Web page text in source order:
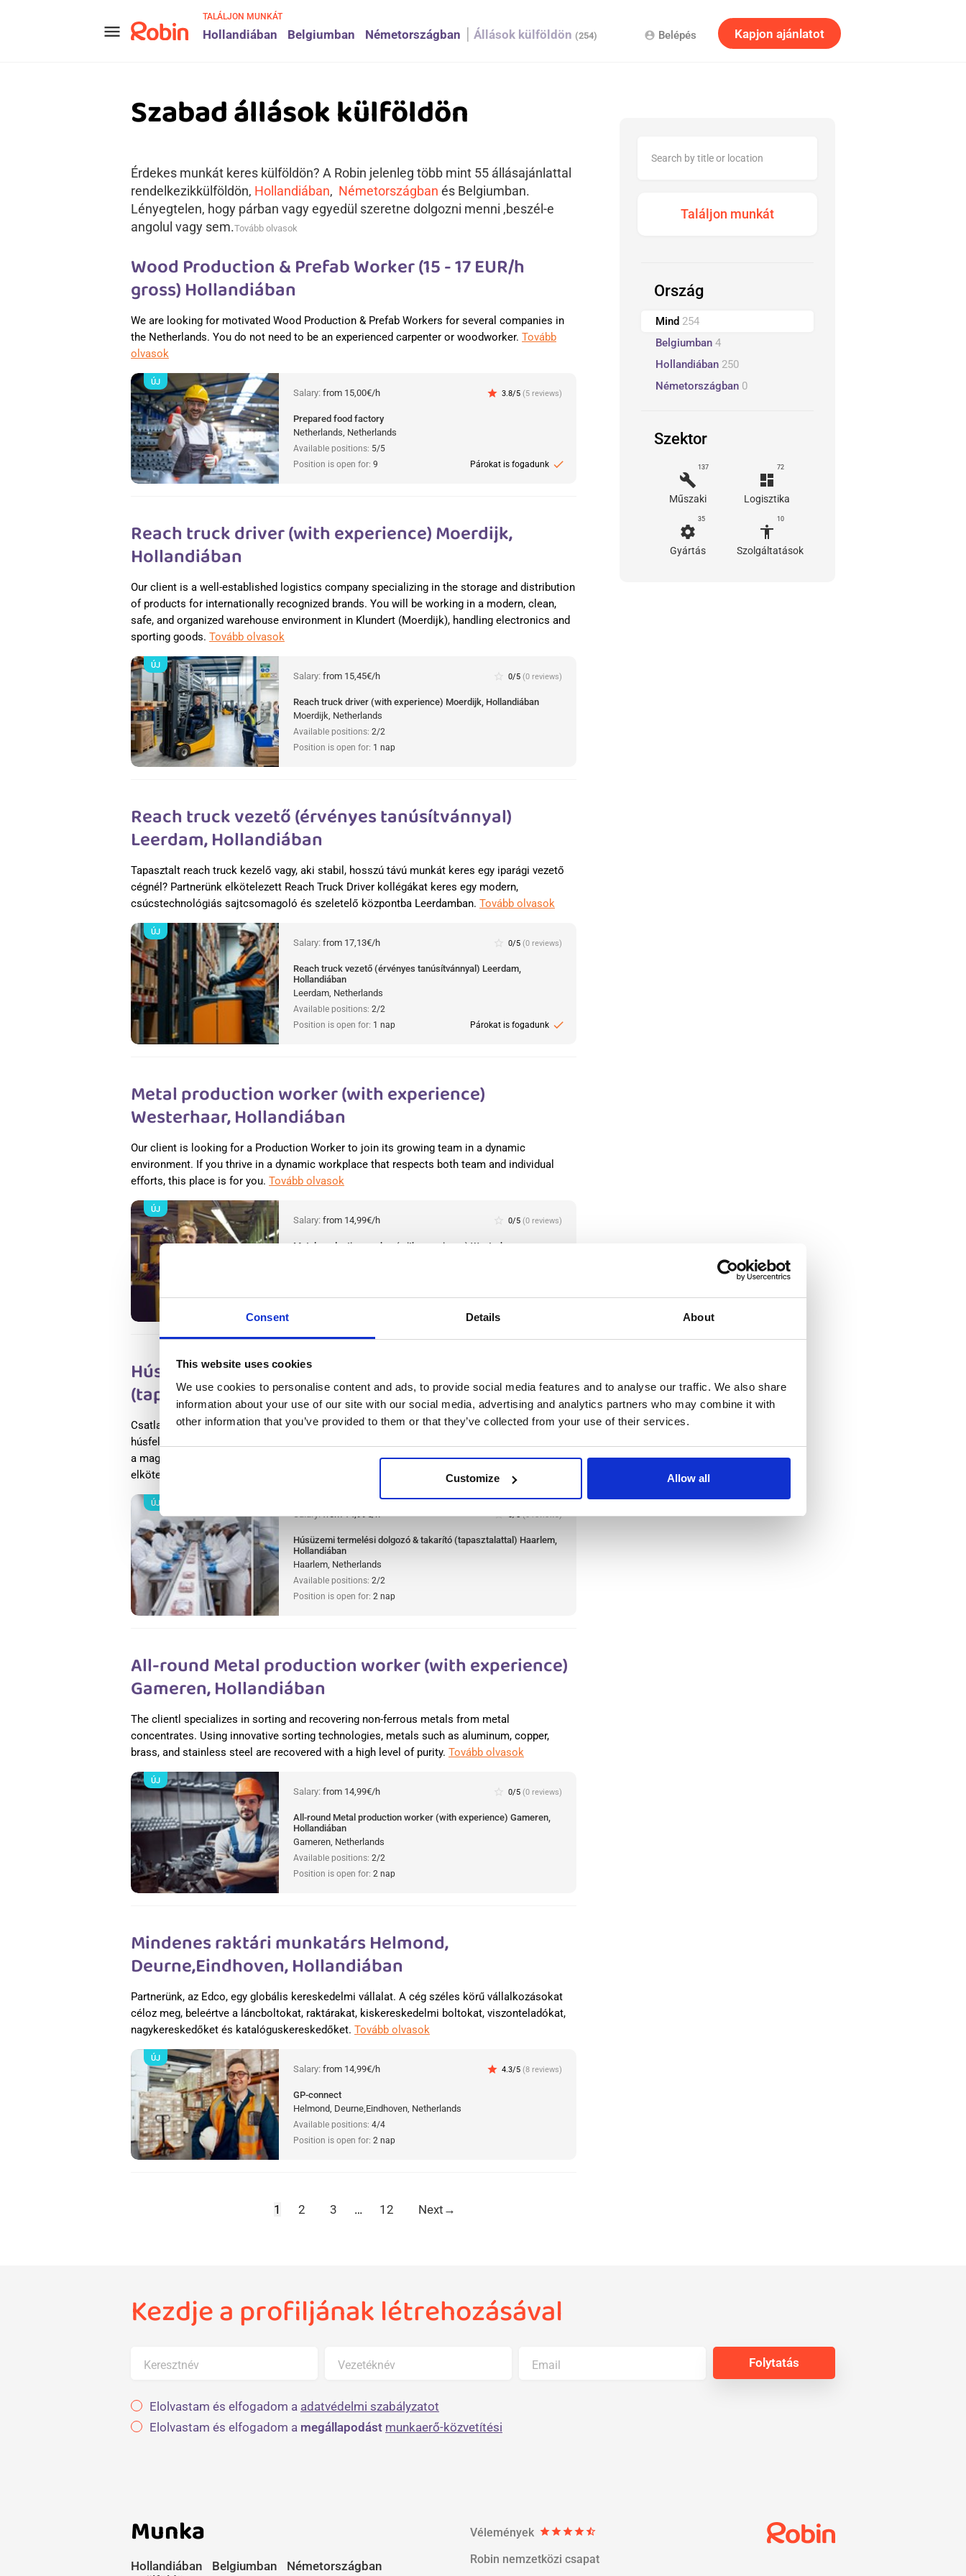
Consent Details About
This website uses cookies
We use cookies to personalise content and ads, to provide social media features and to analyse our traffic. We also share
information about your use of our site with our social media, advertising and analytics partners who may combine it with
other information that you’ve provided to them or that they’ve collected from your use of their services.
Customize Allow all
menu
TALÁLJON MUNKÁT
Hollandiában Belgiumban Németországban Állások külföldön (254) Kapjon ajánlatot
account_circle Belépés
Szabad állások külföldön
Érdekes munkát keres külföldön? A Robin jelenleg több mint 55 állásajánlattal
rendelkezikkülföldön, Hollandiában, Németországban és Belgiumban.
Lényegtelen, hogy párban vagy egyedül szeretne dolgozni menni ,beszél-e
angolul vagy sem.Tovább olvasok
Wood Production & Prefab Worker (15 - 17 EUR/h
gross) Hollandiában
We are looking for motivated Wood Production & Prefab Workers for several companies in
the Netherlands. You do not need to be an experienced carpenter or woodworker. Tovább
olvasok
Salary: from 15,00€/h star 3.8/5 (5 reviews)
Prepared food factory
Netherlands, Netherlands
Available positions: 5/5
Position is open for: 9 Párokat is fogadunk check
ÚJ
Reach truck driver (with experience) Moerdijk,
Hollandiában
Our client is a well-established logistics company specializing in the storage and distribution
of products for internationally recognized brands. You will be working in a modern, clean,
safe, and organized warehouse environment in Klundert (Moerdijk), handling electronics and
sporting goods. Tovább olvasok
Salary: from 15,45€/h star_border 0/5 (0 reviews)
Reach truck driver (with experience) Moerdijk, Hollandiában
Moerdijk, Netherlands
Available positions: 2/2
Position is open for: 1 nap
ÚJ
Reach truck vezető (érvényes tanúsítvánnyal)
Leerdam, Hollandiában
Tapasztalt reach truck kezelő vagy, aki stabil, hosszú távú munkát keres egy iparági vezető
cégnél? Partnerünk elkötelezett Reach Truck Driver kollégákat keres egy modern,
csúcstechnológiás sajtcsomagoló és szeletelő központba Leerdamban. Tovább olvasok
Salary: from 17,13€/h star_border 0/5 (0 reviews)
Reach truck vezető (érvényes tanúsítvánnyal) Leerdam,
Hollandiában
Leerdam, Netherlands
Available positions: 2/2
Position is open for: 1 nap Párokat is fogadunk check
ÚJ
Metal production worker (with experience)
Westerhaar, Hollandiában
Our client is looking for a Production Worker to join its growing team in a dynamic
environment. If you thrive in a dynamic workplace that respects both team and individual
efforts, this place is for you. Tovább olvasok
Salary: from 14,99€/h star_border 0/5 (0 reviews)
Metal production worker (with experience) Westerhaar,
ÚJ
Húsüzemi termelési dolgozó & takarító
(tapasztalattal) Haarlem, Hollandiában
Csatlakozz egy világszinten vezető élelmiszeripari vállalathoz és Európa egyik legnagyobb
húsfeldolgozó cégéhez, húsüzemi termelési dolgozó és takarító pozícióban. A vállalat híres
a magas élelmiszerbiztonsági standardjairól, innovációjáról és minőség iránti
elkötelezettségéről.
Salary:from 14,99€/h star_border 0/5(0 reviews)
Húsüzemi termelési dolgozó & takarító (tapasztalattal) Haarlem,
Hollandiában
Haarlem, Netherlands
Available positions: 2/2
Position is open for: 2 nap
ÚJ
All-round Metal production worker (with experience)
Gameren, Hollandiában
The clientl specializes in sorting and recovering non-ferrous metals from metal
concentrates. Using innovative sorting technologies, metals such as aluminum, copper,
brass, and stainless steel are recovered with a high level of purity. Tovább olvasok
Salary: from 14,99€/h star_border 0/5 (0 reviews)
All-round Metal production worker (with experience) Gameren,
Hollandiában
Gameren, Netherlands
Available positions: 2/2
Position is open for: 2 nap
ÚJ
Mindenes raktári munkatárs Helmond,
Deurne,Eindhoven, Hollandiában
Partnerünk, az Edco, egy globális kereskedelmi vállalat. A cég széles körű vállalkozásokat
céloz meg, beleértve a láncboltokat, raktárakat, kiskereskedelmi boltokat, viszonteladókat,
nagykereskedőket és katalóguskereskedőket. Tovább olvasok
Salary: from 14,99€/h star 4.3/5 (8 reviews)
GP-connect
Helmond, Deurne,Eindhoven, Netherlands
Available positions: 4/4
Position is open for: 2 nap
ÚJ
1 2 3 … 12 Next →
Ország
Mind 254
Belgiumban 4
Hollandiában 250
Németországban 0
Szektor
137
build
Műszaki
72
dashboard
Logisztika
35
settings
Gyártás
10
accessibility
Szolgáltatások
Kezdje a profiljának létrehozásával
Keresztnév Vezetéknév Email
Elolvastam és elfogadom a adatvédelmi szabályzatot
Elolvastam és elfogadom a megállapodást munkaerő-közvetítési
Munka
Hollandiában Belgiumban
Németországban
Vélemények starstarstarstarstar_half
Robin nemzetközi csapat